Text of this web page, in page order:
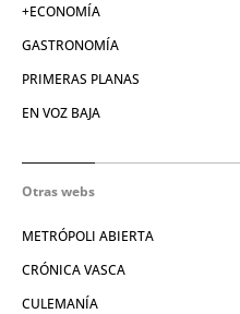
+ECONOMÍA
GASTRONOMÍA
PRIMERAS PLANAS
EN VOZ BAJA
Otras webs
METRÓPOLI ABIERTA
CRÓNICA VASCA
CULEMANÍA